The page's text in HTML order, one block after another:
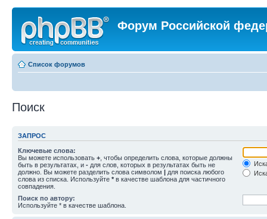
Форум Российской
Список форумов
Поиск
ЗАПРОС
Ключевые слова:
Вы можете использовать + , чтобы определить слова, которые должны
быть в результатах, и - для слов, которых в результатах быть не
должно. Вы можете разделить слова символом | для поиска любого
слова из списка. Используйте * в качестве шаблона для частичного
совпадения.
Поиск по автору:
Используйте * в качестве шаблона.